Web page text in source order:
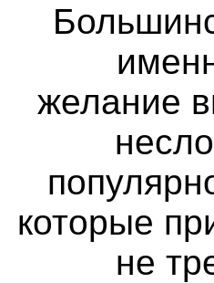
желание
которые
не